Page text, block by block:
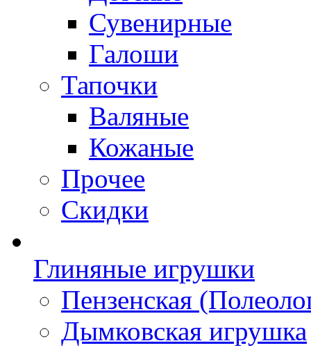
Сувенирные
Галоши
Тапочки
Валяные
Кожаные
Прочее
Скидки
Глиняные игрушки
Пензенская
Дымковская игрушка